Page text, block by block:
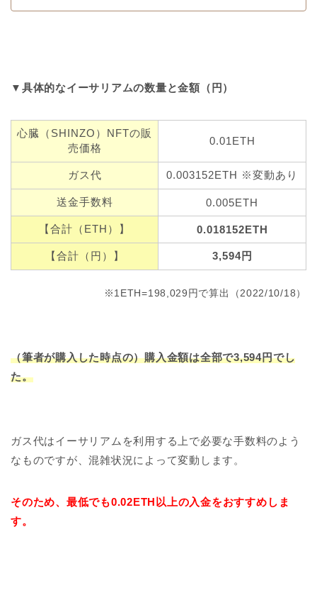
▼具体的なイーサリアムの数量と金額（円）
心臓（SHINZO）NFTの販
売価格
0.01ETH
ガス代 0.003152ETH ※変動あり
送金手数料 0.005ETH
【合計（ETH）】 0.018152ETH
【合計（円）】 3,594円
※1ETH=198,029円で算出（2022/10/18）
（筆者が購入した時点の）購入金額は全部で3,594円でし
た。
ガス代はイーサリアムを利用する上で必要な手数料のよう
なものですが、混雑状況によって変動します。
そのため、最低でも0.02ETH以上の入金をおすすめしま
す。